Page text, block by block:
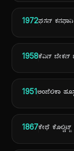
1972ಘಸನ್ ಕನಫಾನಿ
1958ಕೆವಿನ್ ಬೇಕನ್
1951ಅಂಜೆಲಿಕಾ
1867ಕೇಥೆ